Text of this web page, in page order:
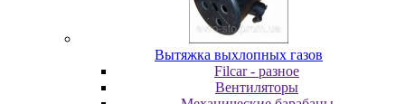
Вытяжка выхлопных газов
Filcar - разное
Вентиляторы